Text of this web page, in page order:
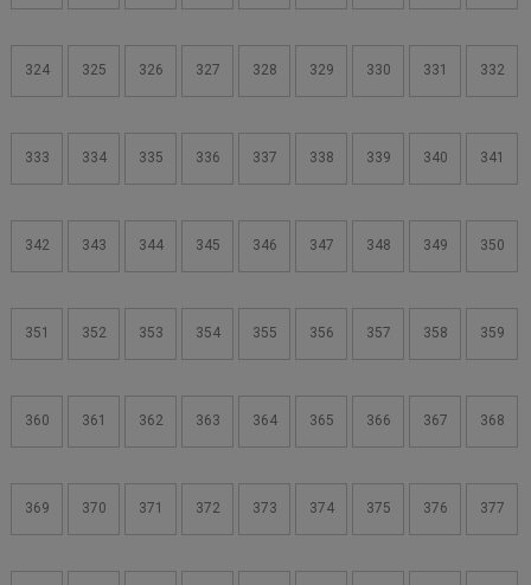
324 325 326 327 328 329 330 331 332
333 334 335 336 337 338 339 340 341
342 343 344 345 346 347 348 349 350
351 352 353 354 355 356 357 358 359
360 361 362 363 364 365 366 367 368
369 370 371 372 373 374 375 376 377